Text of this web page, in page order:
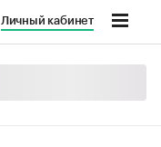
Личный кабинет